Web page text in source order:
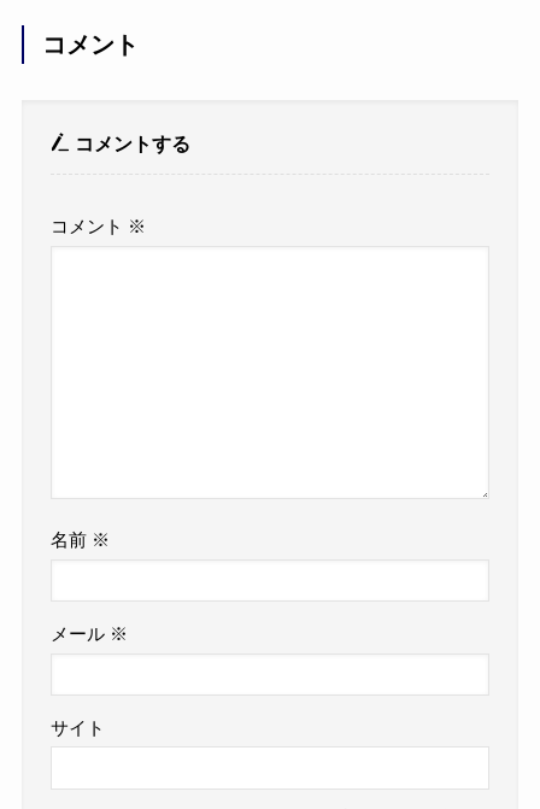
コメント
コメントする
コメント ※
名前 ※
メール ※
サイト